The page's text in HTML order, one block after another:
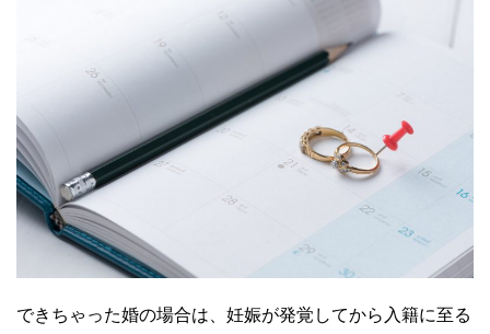
できちゃった婚の場合は、妊娠が発覚してから入籍に至る